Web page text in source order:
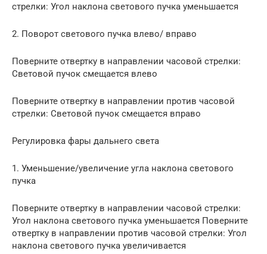
стрелки: Угол наклона светового пучка уменьшается
2. Поворот светового пучка влево/ вправо
Поверните отвертку в направлении часовой стрелки:
Световой пучок смещается влево
Поверните отвертку в направлении против часовой
стрелки: Световой пучок смещается вправо
Регулировка фары дальнего света
1. Уменьшение/увеличение угла наклона светового
пучка
Поверните отвертку в направлении часовой стрелки:
Угол наклона светового пучка уменьшается Поверните
отвертку в направлении против часовой стрелки: Угол
наклона светового пучка увеличивается